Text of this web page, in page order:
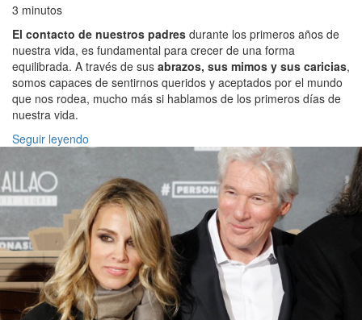
3 minutos
El contacto de nuestros padres durante los primeros años de
nuestra vida, es fundamental para crecer de una forma
equilibrada. A través de sus abrazos, sus mimos y sus caricias,
somos capaces de sentirnos queridos y aceptados por el mundo
que nos rodea, mucho más si hablamos de los primeros días de
nuestra vida.
Seguir leyendo